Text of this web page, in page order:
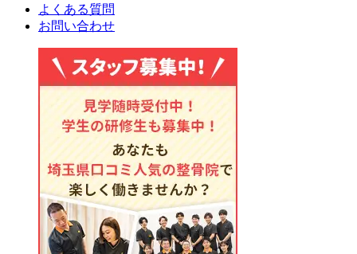
よくある質問
お問い合わせ